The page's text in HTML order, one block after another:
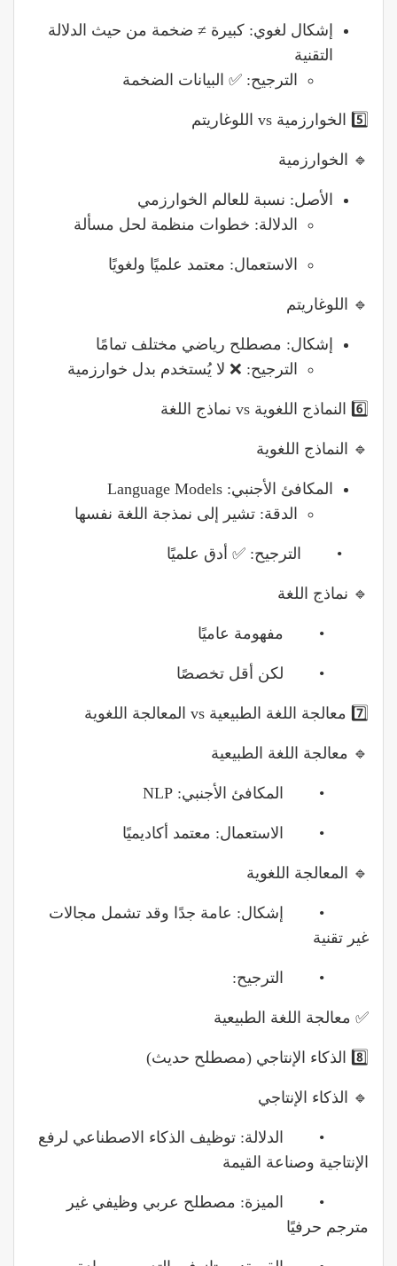
إشكال لغوي: كبيرة ≠ ضخمة من حيث الدلالة
التقنية
الترجيح: ✅ البيانات الضخمة
5️⃣ الخوارزمية vs اللوغاريتم
🔹 الخوارزمية
الأصل: نسبة للعالم الخوارزمي
الدلالة: خطوات منظمة لحل مسألة
الاستعمال: معتمد علميًا ولغويًا
🔹 اللوغاريتم
إشكال: مصطلح رياضي مختلف تمامًا
الترجيح: ❌ لا يُستخدم بدل خوارزمية
6️⃣ النماذج اللغوية vs نماذج اللغة
🔹 النماذج اللغوية
المكافئ الأجنبي: Language Models
الدقة: تشير إلى نمذجة اللغة نفسها
• الترجيح: ✅ أدق علميًا
🔹 نماذج اللغة
• مفهومة عاميًا
• لكن أقل تخصصًا
7️⃣ معالجة اللغة الطبيعية vs المعالجة اللغوية
🔹 معالجة اللغة الطبيعية
• المكافئ الأجنبي: NLP
• الاستعمال: معتمد أكاديميًا
🔹 المعالجة اللغوية
• إشكال: عامة جدًا وقد تشمل مجالات
غير تقنية
• الترجيح:
✅ معالجة اللغة الطبيعية
8️⃣ الذكاء الإنتاجي (مصطلح حديث)
🔹 الذكاء الإنتاجي
• الدلالة: توظيف الذكاء الاصطناعي لرفع
الإنتاجية وصناعة القيمة
• الميزة: مصطلح عربي وظيفي غير
مترجم حرفيًا